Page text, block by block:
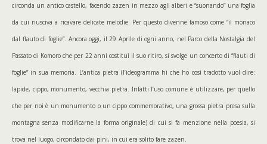
circonda un antico castello, facendo zazen in mezzo agli alberi e “suonando” una foglia
da cui riusciva a ricavare delicate melodie. Per questo divenne famoso come “il monaco
dal flauto di foglie”. Ancora oggi, il 29 Aprile di ogni anno, nel Parco della Nostalgia del
Passato di Komoro che per 22 anni costituì il suo ritiro, si svolge un concerto di “flauti di
foglie” in sua memoria. L’antica pietra (l’ideogramma hi che ho così tradotto vuol dire:
lapide, cippo, monumento, vecchia pietra. Infatti l’uso comune è utilizzare, per quello
che per noi è un monumento o un cippo commemorativo, una grossa pietra presa sulla
montagna senza modificarne la forma originale) di cui si fa menzione nella poesia, si
trova nel luogo, circondato dai pini, in cui era solito fare zazen.